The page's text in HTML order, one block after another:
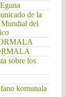
de la
del
sobre los
komunala